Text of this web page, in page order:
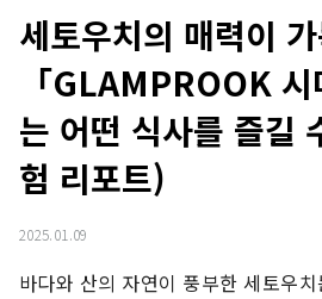
세토우치의 매력이
「GLAMPROOK
는 어떤 식사를 즐길
험 리포트)
2025.01.09
바다와 산의 자연이 풍부한 세토우